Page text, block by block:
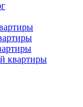
квартиры